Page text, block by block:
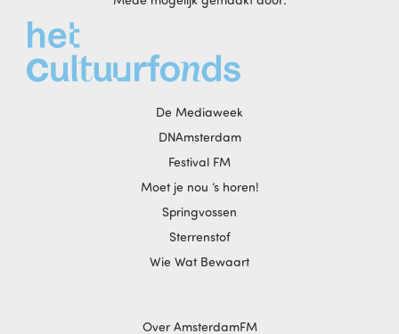
De Mediaweek
DNAmsterdam
Festival FM
Moet je nou ‘s horen!
Springvossen
Sterrenstof
Wie Wat Bewaart
Over AmsterdamFM